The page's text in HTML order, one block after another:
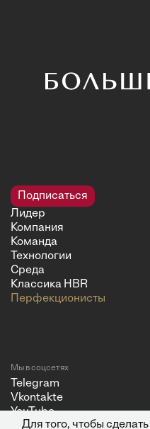
Подписаться
Лидер
Компания
Команда
Технологии
Среда
Классика HBR
Перфекционисты
Мы в соцсетях
Telegram
Vkontakte
YouTube
Для того, чтобы